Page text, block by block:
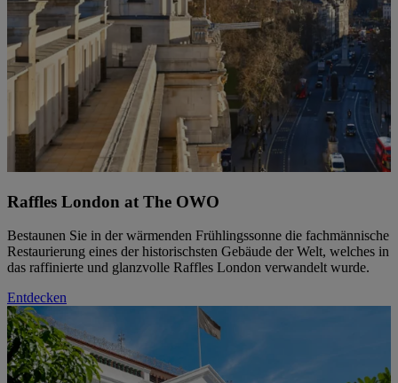
Raffles London at The OWO
Bestaunen Sie in der wärmenden Frühlingssonne die fachmännische
Restaurierung eines der historischsten Gebäude der Welt, welches in
das raffinierte und glanzvolle Raffles London verwandelt wurde.
Entdecken